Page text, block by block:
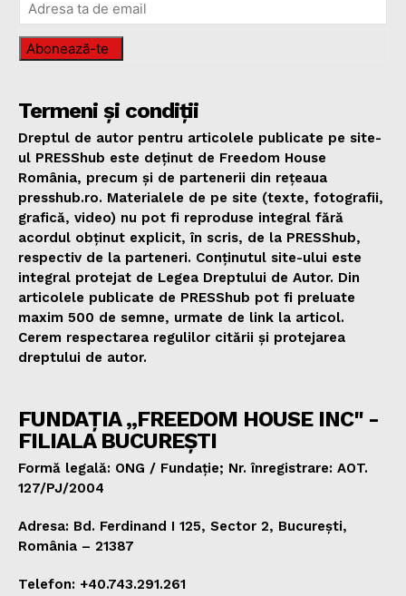
Abonează-te
Termeni și condiții
Dreptul de autor pentru articolele publicate pe site-
ul PRESShub este deținut de Freedom House
România, precum și de partenerii din rețeaua
presshub.ro. Materialele de pe site (texte, fotografii,
grafică, video) nu pot fi reproduse integral fără
acordul obținut explicit, în scris, de la PRESShub,
respectiv de la parteneri. Conținutul site-ului este
integral protejat de Legea Dreptului de Autor. Din
articolele publicate de PRESShub pot fi preluate
maxim 500 de semne, urmate de link la articol.
Cerem respectarea regulilor citării și protejarea
dreptului de autor.
FUNDAȚIA „FREEDOM HOUSE INC" -
FILIALA BUCUREȘTI
Formă legală: ONG / Fundație; Nr. înregistrare: AOT.
127/PJ/2004
Adresa: Bd. Ferdinand I 125, Sector 2, București,
România – 21387
Telefon: +40.743.291.261